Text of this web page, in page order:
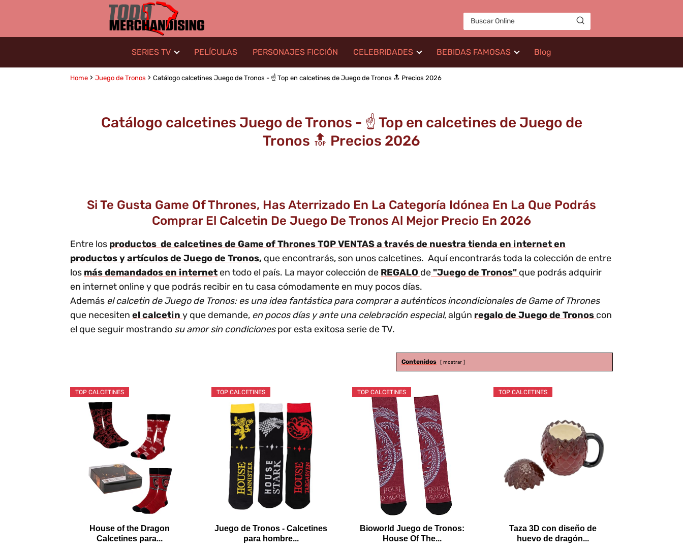
SERIES TV PELÍCULAS PERSONAJES FICCIÓN CELEBRIDADES BEBIDAS FAMOSAS Blog
Home Juego de Tronos Catálogo calcetines Juego de Tronos - ☝️ Top en calcetines de Juego de Tronos 🔝 Precios 2026
Catálogo calcetines Juego de Tronos - ☝️ Top en calcetines de Juego de
Tronos 🔝 Precios 2026
Si Te Gusta Game Of Thrones, Has Aterrizado En La Categoría Idónea En La Que Podrás
Comprar El Calcetin De Juego De Tronos Al Mejor Precio En 2026
Entre los productos de calcetines de Game of Thrones TOP VENTAS a través de nuestra tienda en internet en
productos y artículos de Juego de Tronos, que encontrarás, son unos calcetines. Aquí encontrarás toda la colección de entre
los más demandados en interneten todo el país. La mayor colección de REGALO de"Juego de Tronos" que podrás adquirir
en internet online y que podrás recibir en tu casa cómodamente en muy pocos días.
Además el calcetin de Juego de Tronos: es una idea fantástica para comprar a auténticos incondicionales de Game of Thrones
que necesiten el calcetin y que demande, en pocos días y ante una celebración especial, algún regalo de Juego de Tronos con
el que seguir mostrando su amor sin condicionespor esta exitosa serie de TV.
Contenidos mostrar
TOP CALCETINES
House of the Dragon
Calcetines para...
TOP CALCETINES
Juego de Tronos - Calcetines
para hombre...
TOP CALCETINES
Bioworld Juego de Tronos:
House Of The...
TOP CALCETINES
Taza 3D con diseño de
huevo de dragón...